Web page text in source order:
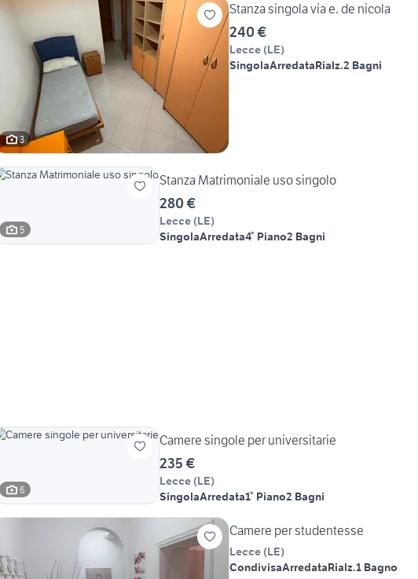
3
Stanza singola via e. de nicola
240 €
Lecce (LE)
SingolaArredataRialz.2 Bagni
5
Stanza Matrimoniale uso singolo
280 €
Lecce (LE)
SingolaArredata4° Piano2 Bagni
6
Camere singole per universitarie
235 €
Lecce (LE)
SingolaArredata1° Piano2 Bagni
Camere per studentesse
Lecce (LE)
CondivisaArredataRialz.1 Bagno